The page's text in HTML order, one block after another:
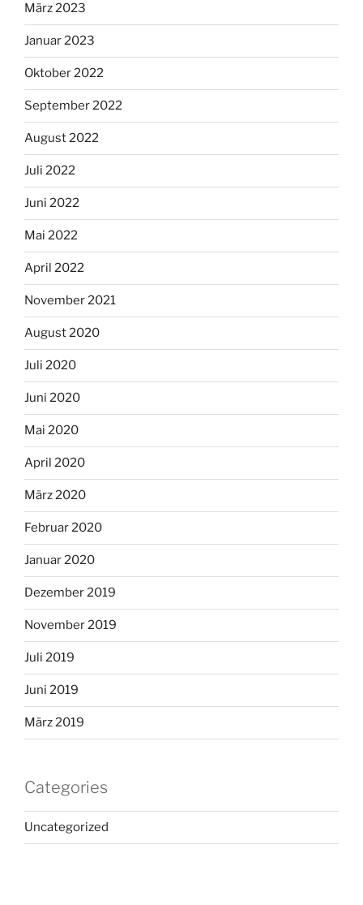
März 2023
Januar 2023
Oktober 2022
September 2022
August 2022
Juli 2022
Juni 2022
Mai 2022
April 2022
November 2021
August 2020
Juli 2020
Juni 2020
Mai 2020
April 2020
März 2020
Februar 2020
Januar 2020
Dezember 2019
November 2019
Juli 2019
Juni 2019
März 2019
Categories
Uncategorized